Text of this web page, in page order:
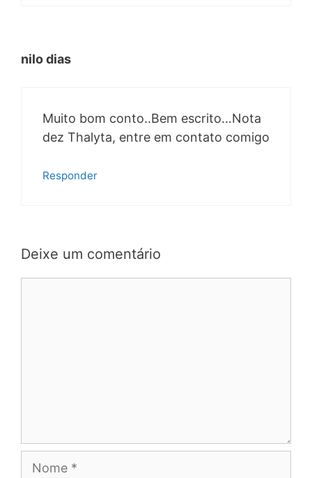
nilo dias
Muito bom conto..Bem escrito…Nota
dez Thalyta, entre em contato comigo
Responder
Deixe um comentário